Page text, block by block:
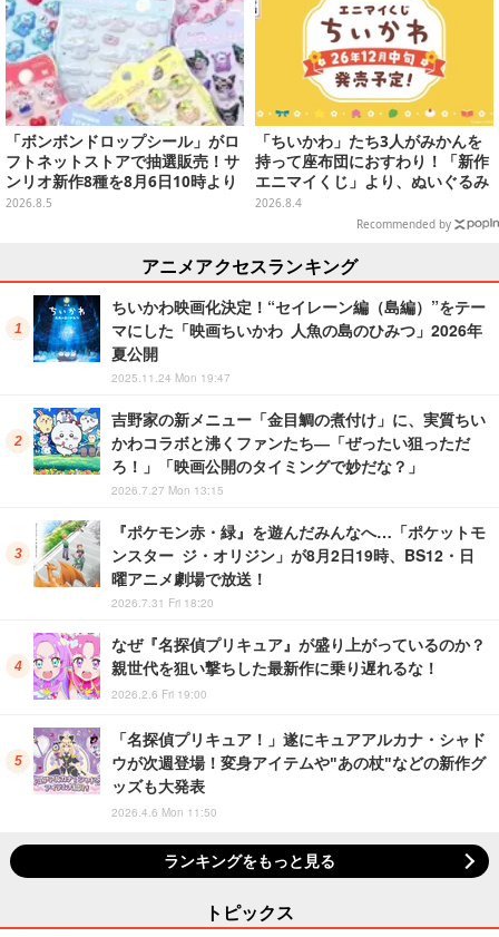
「ボンボンドロップシール」がロ
フトネットストアで抽選販売！サ
ンリオ新作8種を8月6日10時より
受付開始
2026.8.5
「ちいかわ」たち3人がみかんを
持って座布団におすわり！「新作
エニマイくじ」より、ぬいぐるみ
画像が初公開
2026.8.4
Recommended by
アニメアクセスランキング
ちいかわ映画化決定！“セイレーン編（島編）”をテー
マにした「映画ちいかわ 人魚の島のひみつ」2026年
夏公開
2025.11.24 Mon 19:47
吉野家の新メニュー「金目鯛の煮付け」に、実質ちい
かわコラボと沸くファンたち―「ぜったい狙っただ
ろ！」「映画公開のタイミングで妙だな？」
2026.7.27 Mon 13:15
『ポケモン赤・緑』を遊んだみんなへ…「ポケットモ
ンスター ジ・オリジン」が8月2日19時、BS12・日
曜アニメ劇場で放送！
2026.7.31 Fri 18:20
なぜ『名探偵プリキュア』が盛り上がっているのか？
親世代を狙い撃ちした最新作に乗り遅れるな！
2026.2.6 Fri 19:00
「名探偵プリキュア！」遂にキュアアルカナ・シャド
ウが次週登場！変身アイテムや"あの杖"などの新作グ
ッズも大発表
2026.4.6 Mon 11:50
ランキングをもっと見る
トピックス